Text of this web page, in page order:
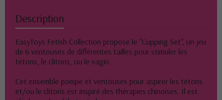
Description
EasyToys Fetish Collection propose le "Cupping Set", un jeu
de 6 ventouses de différentes tailles pour stimuler les
tétons, le clitoris, ou le vagin
Cet ensemble pompe et ventouses pour aspirer les tétons
et/ou le clitoris est inspiré des thérapies chinoises. Il est